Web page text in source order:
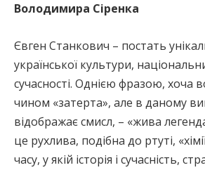
Володимира Сіренка
Євген Станкович – постать
української культури,
сучасності. Однією фразою, хоча
чином «затерта», але в даному
відображає смисл, – «жива
це рухлива, подібна до ртуті,
часу, у якій історія і сучасність,